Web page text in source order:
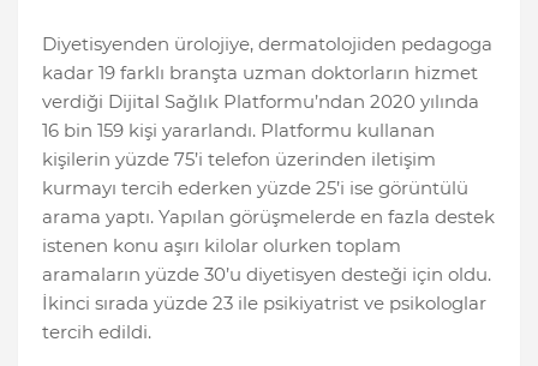
Diyetisyenden ürolojiye, dermatolojiden pedagoga
kadar 19 farklı branşta uzman doktorların hizmet
verdiği Dijital Sağlık Platformu’ndan 2020 yılında
16 bin 159 kişi yararlandı. Platformu kullanan
kişilerin yüzde 75’i telefon üzerinden iletişim
kurmayı tercih ederken yüzde 25’i ise görüntülü
arama yaptı. Yapılan görüşmelerde en fazla destek
istenen konu aşırı kilolar olurken toplam
aramaların yüzde 30’u diyetisyen desteği için oldu.
İkinci sırada yüzde 23 ile psikiyatrist ve psikologlar
tercih edildi.